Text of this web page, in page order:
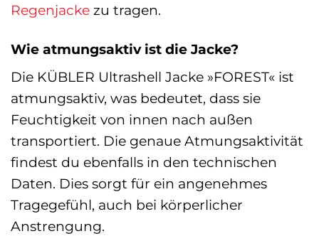
Regenjacke zu tragen.
Wie atmungsaktiv ist die Jacke?
Die KÜBLER Ultrashell Jacke »FOREST« ist
atmungsaktiv, was bedeutet, dass sie
Feuchtigkeit von innen nach außen
transportiert. Die genaue Atmungsaktivität
findest du ebenfalls in den technischen
Daten. Dies sorgt für ein angenehmes
Tragegefühl, auch bei körperlicher
Anstrengung.